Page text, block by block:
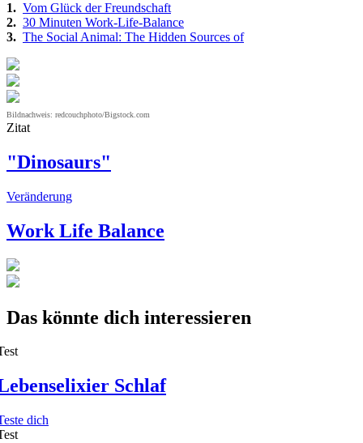
1. Vom Glück der Freundschaft
2. 30 Minuten Work-Life-Balance
3. The Social Animal: The Hidden Sources of
Bildnachweis: redcouchphoto/Bigstock.com
Zitat
"Dinosaurs"
Veränderung
Work Life Balance
Das könnte dich interessieren
Schlaf
dich